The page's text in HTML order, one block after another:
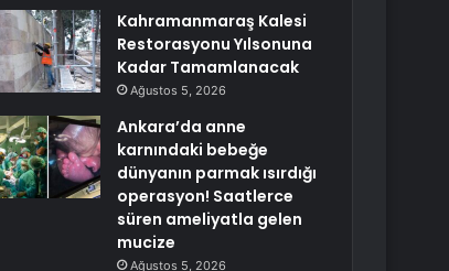
Kahramanmaraş Kalesi
Restorasyonu Yılsonuna
Kadar Tamamlanacak
Ağustos 5, 2026
Ankara’da anne
karnındaki bebeğe
dünyanın parmak ısırdığı
operasyon! Saatlerce
süren ameliyatla gelen
mucize
Ağustos 5, 2026